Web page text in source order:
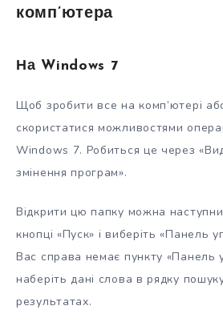
комп’ютера
На Windows 7
Щоб зробити все на комп’ютері
скористатися можливостями
Windows 7. Робиться це через
змінення програм».
Відкрити цю папку можна
кнопці «Пуск» і виберіть «Панель
Вас справа немає пункту «Панель
наберіть дані слова в рядку
результатах.